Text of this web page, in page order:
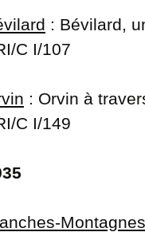
: Bévilard,
C I/107
: Orvin à
C I/149
Montagnes